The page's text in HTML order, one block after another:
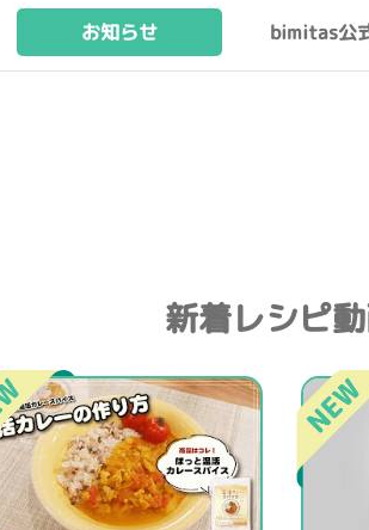
お知らせ bimitas公
新着レシピ